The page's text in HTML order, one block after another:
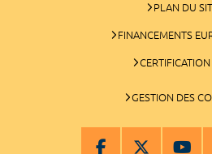
PLAN DU
FINANCEMENTS
GESTION DES